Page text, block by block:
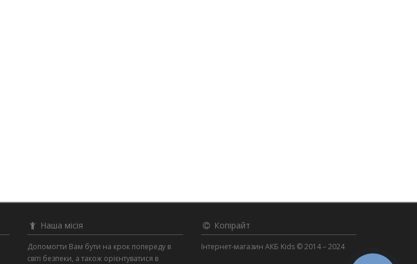
Наша місія
Допомогти Вам бути на крок попереду в
світі безпеки, а також орієнтуватися в
Копірайт
Інтернет-магазин АКБ Kids © 2014 – 2024